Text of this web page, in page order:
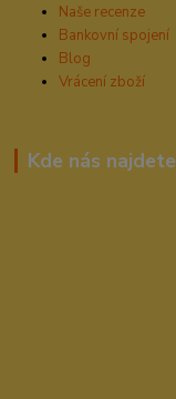
Naše recenze
Bankovní spojení
Blog
Vrácení zboží
Kde nás najdete